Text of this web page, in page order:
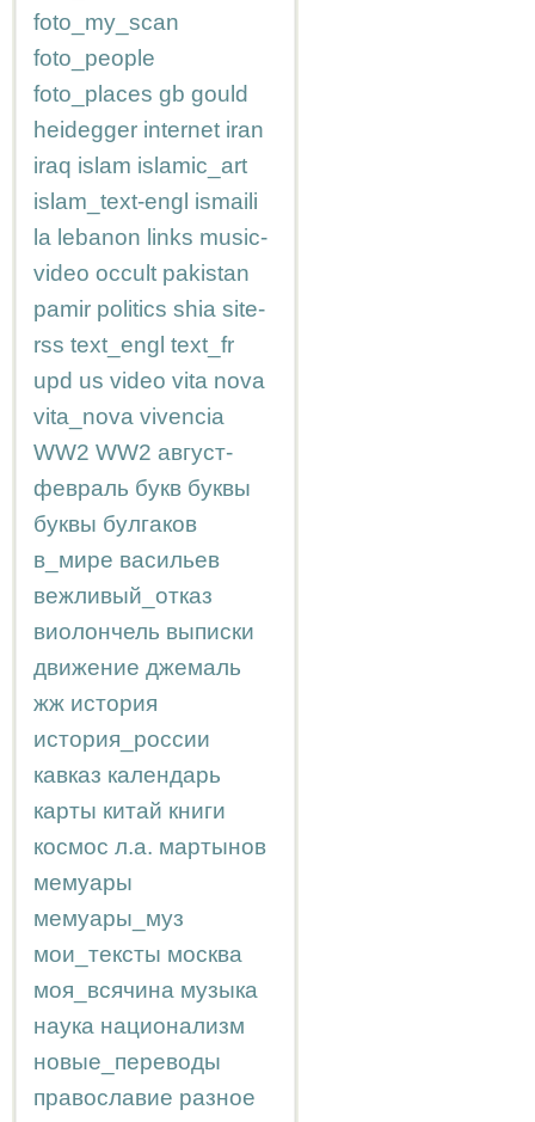
foto_my_scan
foto_people
foto_places gb gould
heidegger internet iran
iraq islam islamic_art
islam_text-engl ismaili
la lebanon links music-
video occult pakistan
pamir politics shia site-
rss text_engl text_fr
upd us video vita nova
vita_nova vivencia
WW2 WW2 август-
февраль букв буквы
буквы булгаков
в_мире васильев
вежливый_отказ
виолончель выписки
движение джемаль
жж история
история_россии
кавказ календарь
карты китай книги
космос л.а. мартынов
мемуары
мемуары_муз
мои_тексты москва
моя_всячина музыка
наука национализм
новые_переводы
православие разное